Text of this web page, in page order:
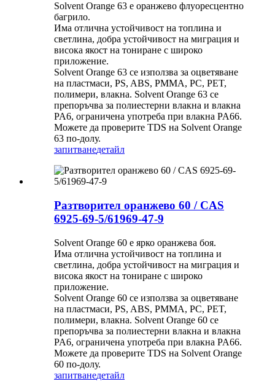
Solvent Orange 63 е оранжево флуоресцентно
багрило.
Има отлична устойчивост на топлина и
светлина, добра устойчивост на миграция и
висока якост на тониране с широко
приложение.
Solvent Orange 63 се използва за оцветяване
на пластмаси, PS, ABS, PMMA, PC, PET,
полимери, влакна. Solvent Orange 63 се
препоръчва за полиестерни влакна и влакна
PA6, ограничена употреба при влакна PA66.
Можете да проверите TDS на Solvent Orange
63 по-долу.
запитванедетайл
Разтворител оранжево 60 / CAS
6925-69-5/61969-47-9
Solvent Orange 60 е ярко оранжева боя.
Има отлична устойчивост на топлина и
светлина, добра устойчивост на миграция и
висока якост на тониране с широко
приложение.
Solvent Orange 60 се използва за оцветяване
на пластмаси, PS, ABS, PMMA, PC, PET,
полимери, влакна. Solvent Orange 60 се
препоръчва за полиестерни влакна и влакна
PA6, ограничена употреба при влакна PA66.
Можете да проверите TDS на Solvent Orange
60 по-долу.
запитванедетайл